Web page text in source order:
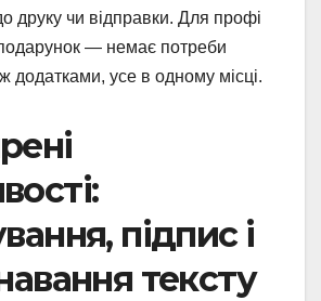
друку чи відправки. Для профі
— немає потреби
додатками, усе в одному місці.
підпис і
тексту